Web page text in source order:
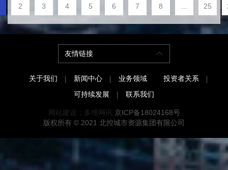
2 3 4 5 6 7 8 25
友情链接
关于我们 新闻中心 业务领域
投资者关系
可持续发展
联系我们
网站建设：多维网讯 京ICP备18024168号
版权所有 © 2021 北控城市资源集团有限公司